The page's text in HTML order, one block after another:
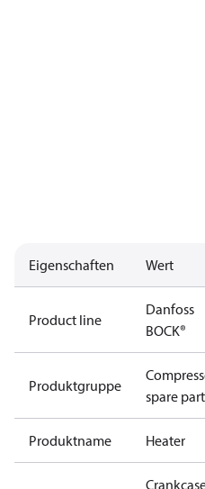
Eigenschaften Wert
Product line
Danfoss
BOCK®
Produktgruppe
spare
Produktname Heater